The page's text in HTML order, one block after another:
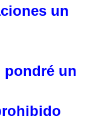
un
pondré un